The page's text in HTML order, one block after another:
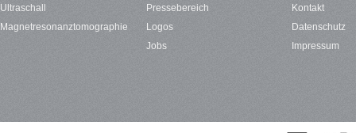
Ultraschall
Magnetresonanztomographie
Pressebereich
Logos
Jobs
Kontakt
Datenschutz
Impressum